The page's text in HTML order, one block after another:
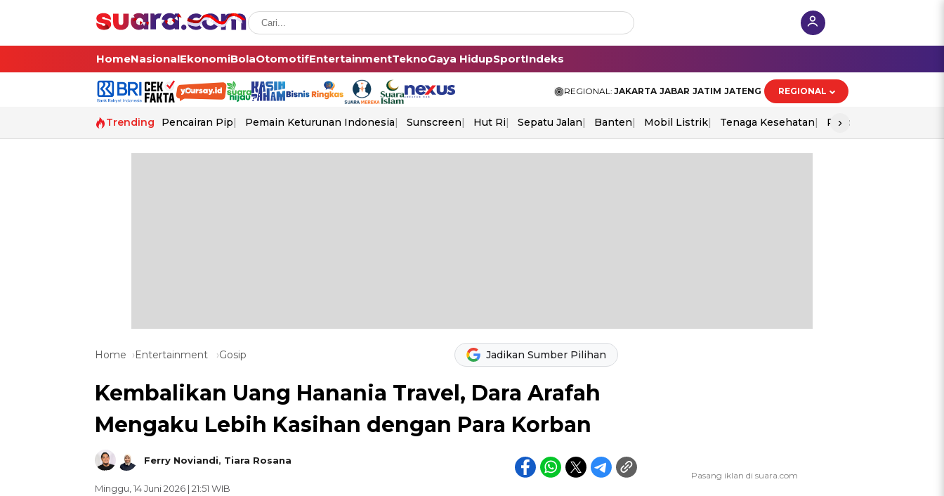
HomeNasionalEkonomiBolaOtomotifEntertainmentTeknoGaya HidupSportIndeks
REGIONAL: JAKARTA JABAR JATIM JATENG REGIONAL
Trending Pencairan Pip Pemain Keturunan Indonesia Sunscreen Hut Ri Sepatu Jalan Banten Mobil Listrik Tenaga Kesehatan Piala Aff 2026
›
Home Entertainment Gosip Jadikan Sumber Pilihan
Kembalikan Uang Hanania Travel, Dara Arafah
Mengaku Lebih Kasihan dengan Para Korban
Ferry Noviandi, Tiara Rosana
Minggu, 14 Juni 2026 | 21:51 WIB